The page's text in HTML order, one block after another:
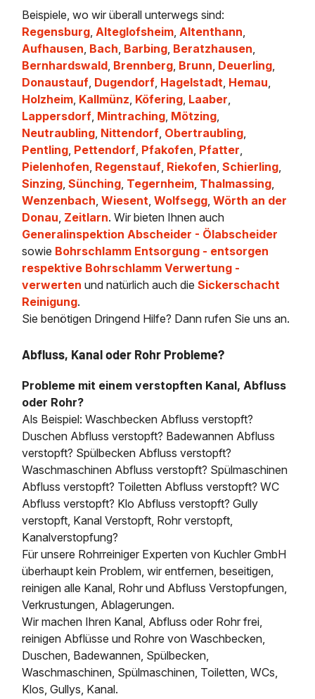
Beispiele, wo wir überall unterwegs sind:
Regensburg,Alteglofsheim,Altenthann,
Aufhausen, Bach, Barbing, Beratzhausen,
Bernhardswald, Brennberg, Brunn, Deuerling,
Donaustauf, Dugendorf, Hagelstadt, Hemau,
Holzheim, Kallmünz, Köfering, Laaber,
Lappersdorf, Mintraching, Mötzing,
Neutraubling, Nittendorf, Obertraubling,
Pentling, Pettendorf, Pfakofen, Pfatter,
Pielenhofen, Regenstauf, Riekofen,Schierling,
Sinzing,Sünching, Tegernheim, Thalmassing,
Wenzenbach,Wiesent,Wolfsegg,Wörth an der
Donau, Zeitlarn. Wir bieten Ihnen auch
Generalinspektion Abscheider - Ölabscheider
sowie Bohrschlamm Entsorgung - entsorgen
respektive Bohrschlamm Verwertung -
verwerten und natürlich auch dieSickerschacht
Reinigung.
Sie benötigen Dringend Hilfe? Dann rufen Sie uns an.
Abfluss, Kanal oder Rohr Probleme?
Probleme mit einem verstopften Kanal, Abfluss
oder Rohr?
Als Beispiel: Waschbecken Abfluss verstopft?
Duschen Abfluss verstopft? Badewannen Abfluss
verstopft? Spülbecken Abfluss verstopft?
Waschmaschinen Abfluss verstopft? Spülmaschinen
Abfluss verstopft? Toiletten Abfluss verstopft? WC
Abfluss verstopft? Klo Abfluss verstopft? Gully
verstopft, Kanal Verstopft, Rohr verstopft,
Kanalverstopfung?
Für unsere Rohrreiniger Experten von Kuchler GmbH
überhaupt kein Problem, wir entfernen, beseitigen,
reinigen alle Kanal, Rohr und Abfluss Verstopfungen,
Verkrustungen, Ablagerungen.
Wir machen Ihren Kanal, Abfluss oder Rohr frei,
reinigen Abflüsse und Rohre von Waschbecken,
Duschen, Badewannen, Spülbecken,
Waschmaschinen, Spülmaschinen, Toiletten, WCs,
Klos, Gullys, Kanal.